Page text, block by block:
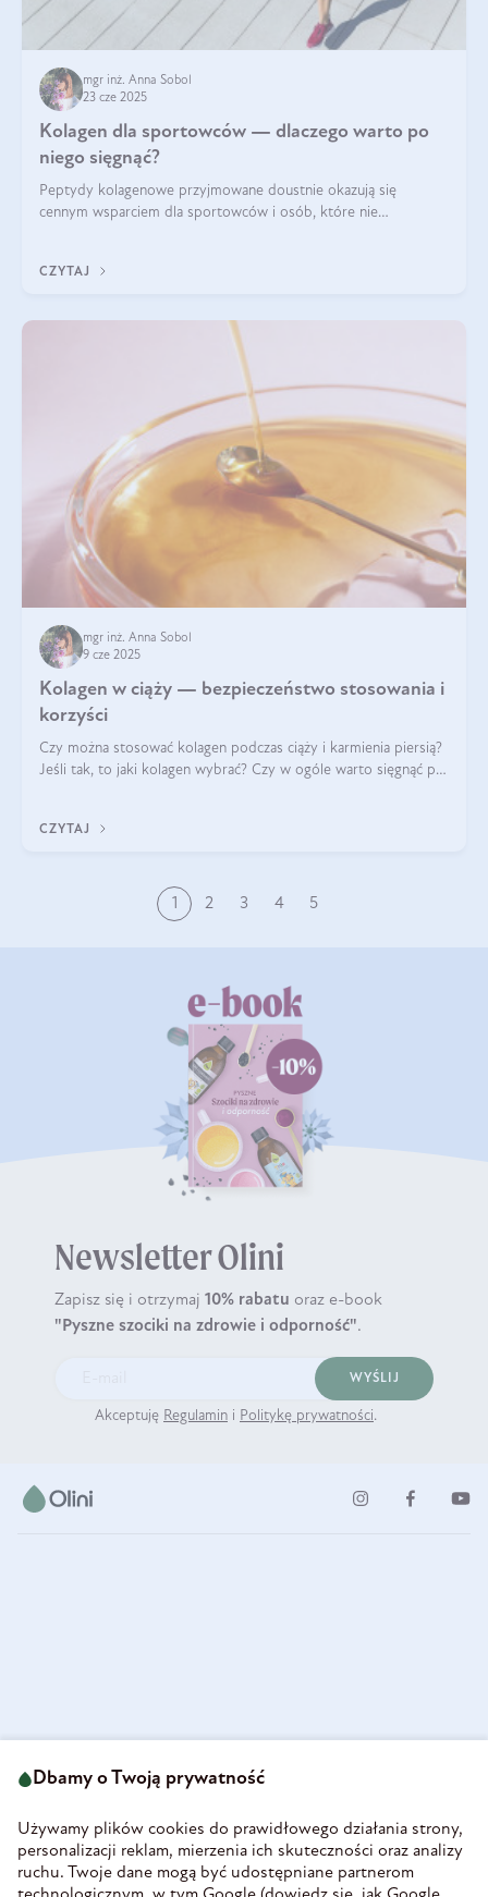
mgr inż. Anna Sobol
23 cze 2025
Kolagen dla sportowców — dlaczego warto po
niego sięgnąć?
Peptydy kolagenowe przyjmowane doustnie okazują się
cennym wsparciem dla sportowców i osób, które nie
CZYTAJ
mgr inż. Anna Sobol
9 cze 2025
Kolagen w ciąży — bezpieczeństwo stosowania i
korzyści
Czy można stosować kolagen podczas ciąży i karmienia piersią?
Jeśli tak, to jaki kolagen wybrać? Czy w ogóle warto sięgnąć po
CZYTAJ
1 2 3 4 5
Newsletter Olini
Zapisz się i otrzymaj 10% rabatu oraz e-book
"Pyszne szociki na zdrowie i odporność".
WYŚLIJ
Akceptuję Regulamin i Politykę prywatności.
58-160 Świebodzice
REGON 890213034
INFORMACJE
Dbamy o Twoją prywatność
Używamy plików cookies do prawidłowego działania strony,
personalizacji reklam, mierzenia ich skuteczności oraz analizy
ruchu. Twoje dane mogą być udostępniane partnerom